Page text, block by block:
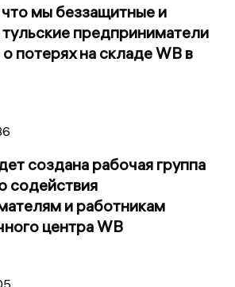
мы беззащитные и
предприниматели
потерях на складе WB в
создана рабочая группа
содействия
и работникам
центра WB